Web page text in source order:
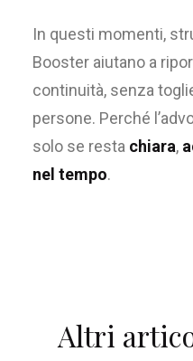
In questi momenti,
Booster aiutano a
continuità, senza
persone. Perché
solo se resta chiara,
nel tempo.
Altri